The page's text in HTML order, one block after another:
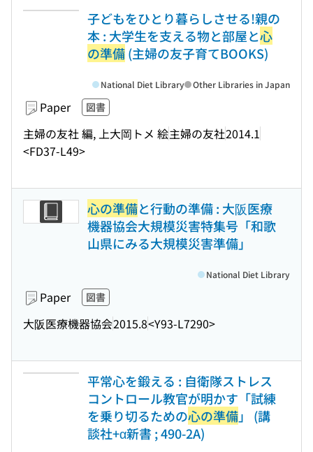
子どもをひとり暮らしさせる!親の
本 : 大学生を支える物と部屋と心
の準備(主婦の友子育てBOOKS)
Paper 図書
主婦の友社 編, 上大岡トメ 絵主婦の友社2014.1
<FD37-L49>
National Diet Library Other Libraries in Japan
心の準備と行動の準備 : 大阪医療
機器協会大規模災害特集号「和歌
山県にみる大規模災害準備」
Paper 図書
大阪医療機器協会2015.8<Y93-L7290>
National Diet Library
平常心を鍛える : 自衛隊ストレス
コントロール教官が明かす「試練
を乗り切るための心の準備」 (講
談社+α新書 ; 490-2A)